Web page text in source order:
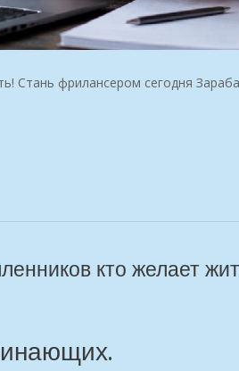
Стань фрилансером сегодня
кто желает